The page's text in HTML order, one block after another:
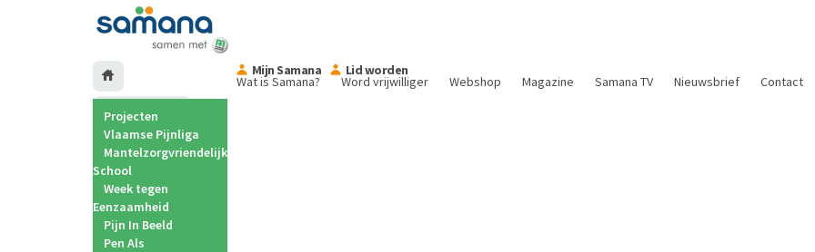
Wat is Samana? Word vrijwilliger Webshop Magazine Samana TV Nieuwsbrief
Contact
ONTMOETING
ZORGELOZE
VAKANTIES
MANTELZORG
VORMING
Projecten
Vlaamse Pijnliga
Mantelzorgvriendelijke
School
Week tegen
Eenzaamheid
Pijn In Beeld
Pen Als
Mijn Samana Lid worden